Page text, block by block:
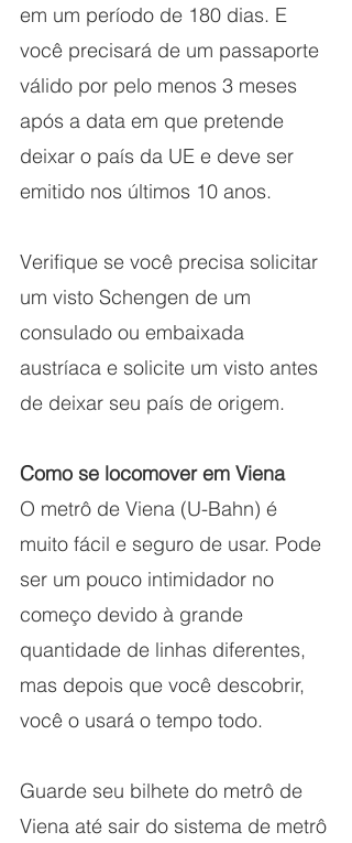
em um período de 180 dias. E
você precisará de um passaporte
válido por pelo menos 3 meses
após a data em que pretende
deixar o país da UE e deve ser
emitido nos últimos 10 anos.
Verifique se você precisa solicitar
um visto Schengen de um
consulado ou embaixada
austríaca e solicite um visto antes
de deixar seu país de origem.
Como se locomover em Viena
O metrô de Viena (U-Bahn) é
muito fácil e seguro de usar. Pode
ser um pouco intimidador no
começo devido à grande
quantidade de linhas diferentes,
mas depois que você descobrir,
você o usará o tempo todo.
Guarde seu bilhete do metrô de
Viena até sair do sistema de metrô